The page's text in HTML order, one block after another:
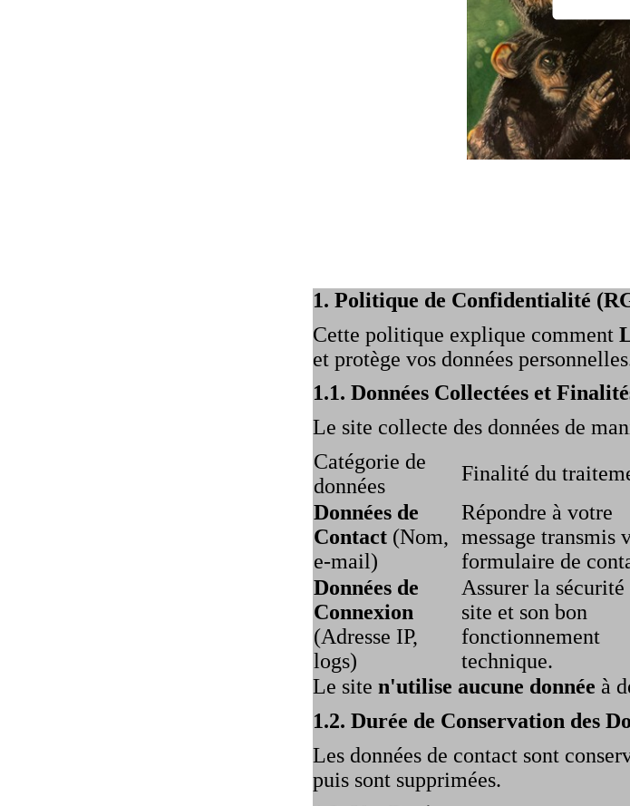
1. Politique de Confidentialité
Cette politique explique comment
et protège vos données
1.1. Données Collectées et
Le site collecte des données de
Catégorie de
données
Finalité du
Données de
Contact (Nom,
e-mail)
Répondre à votre
message transmis
formulaire de
Données de
Connexion
(Adresse IP,
logs)
Assurer la sécurité
site et son bon
fonctionnement
technique.
Le site n'utilise aucune donnée à
1.2. Durée de Conservation des
Les données de contact sont
puis sont supprimées.